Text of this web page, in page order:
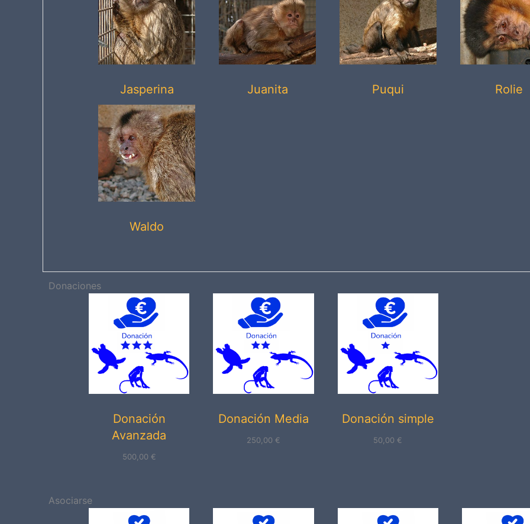
Jasperina Juanita Puqui Rolie
Waldo
Donaciones
Donación
Avanzada
500,00 €
Donación Media
250,00€
Donación simple
50,00€
Asociarse